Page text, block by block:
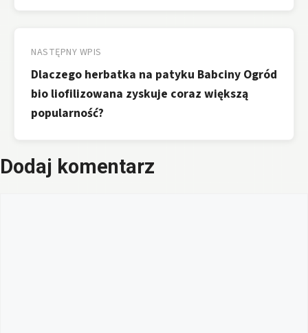
NASTĘPNY WPIS
Dlaczego herbatka na patyku Babciny Ogród
bio liofilizowana zyskuje coraz większą
popularność?
Dodaj komentarz